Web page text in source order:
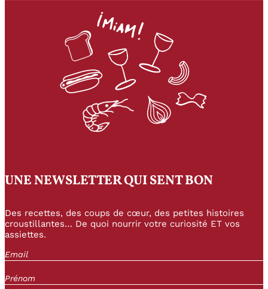
UNE NEWSLETTER QUI SENT BON
Des recettes, des coups de cœur, des petites histoires
croustillantes… De quoi nourrir votre curiosité ET vos
assiettes.